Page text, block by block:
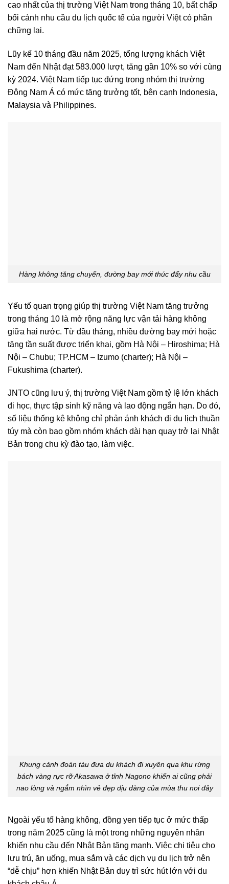
cao nhất của thị trường Việt Nam trong tháng 10, bất chấp
bối cảnh nhu cầu du lịch quốc tế của người Việt có phần
chững lại.
Lũy kế 10 tháng đầu năm 2025, tổng lượng khách Việt
Nam đến Nhật đạt 583.000 lượt, tăng gần 10% so với cùng
kỳ 2024. Việt Nam tiếp tục đứng trong nhóm thị trường
Đông Nam Á có mức tăng trưởng tốt, bên cạnh Indonesia,
Malaysia và Philippines.
Hàng không tăng chuyến, đường bay mới thúc đẩy nhu cầu
Yếu tố quan trọng giúp thị trường Việt Nam tăng trưởng
trong tháng 10 là mở rộng năng lực vận tải hàng không
giữa hai nước. Từ đầu tháng, nhiều đường bay mới hoặc
tăng tần suất được triển khai, gồm Hà Nội – Hiroshima; Hà
Nội – Chubu; TP.HCM – Izumo (charter); Hà Nội –
Fukushima (charter).
JNTO cũng lưu ý, thị trường Việt Nam gồm tỷ lệ lớn khách
đi học, thực tập sinh kỹ năng và lao động ngắn hạn. Do đó,
số liệu thống kê không chỉ phản ánh khách đi du lịch thuần
túy mà còn bao gồm nhóm khách dài hạn quay trở lại Nhật
Bản trong chu kỳ đào tạo, làm việc.
Khung cảnh đoàn tàu đưa du khách đi xuyên qua khu rừng
bách vàng rực rỡ Akasawa ở tỉnh Nagono khiến ai cũng phải
nao lòng và ngắm nhìn vẻ đẹp dịu dàng của mùa thu nơi đây
Ngoài yếu tố hàng không, đồng yen tiếp tục ở mức thấp
trong năm 2025 cũng là một trong những nguyên nhân
khiến nhu cầu đến Nhật Bản tăng mạnh. Việc chi tiêu cho
lưu trú, ăn uống, mua sắm và các dịch vụ du lịch trở nên
“dễ chịu” hơn khiến Nhật Bản duy trì sức hút lớn với du